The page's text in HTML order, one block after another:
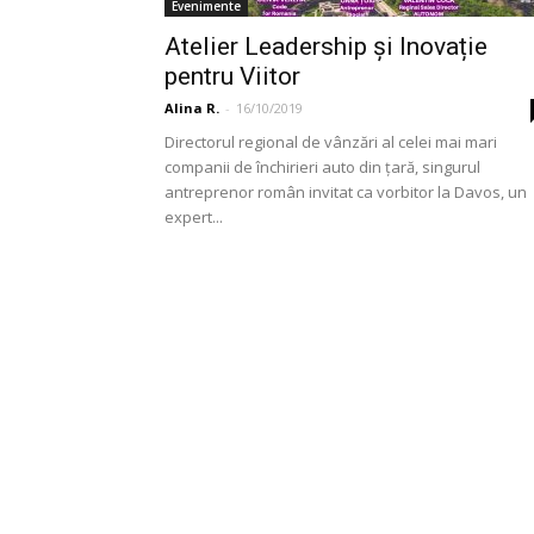
Evenimente
Atelier Leadership și Inovație
pentru Viitor
Alina R. - 16/10/2019
Directorul regional de vânzări al celei mai mari
companii de închirieri auto din țară, singurul
antreprenor român invitat ca vorbitor la Davos, un
expert...